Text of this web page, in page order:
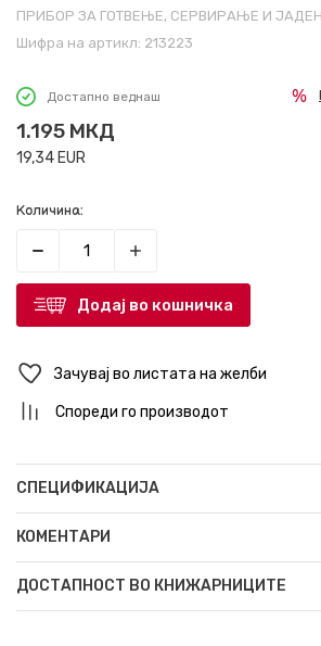
ПРИБОР ЗА ГОТВЕЊЕ, СЕРВИРАЊЕ И
Шифра на артикл: 213223
Достапно веднаш
1.195 МКД
19,34EUR
Количина:
Додај во кошничка
Зачувај во листата на желби
Спореди го производот
СПЕЦИФИКАЦИЈА
КОМЕНТАРИ
ДОСТАПНОСТ ВО КНИЖАРНИЦИТЕ